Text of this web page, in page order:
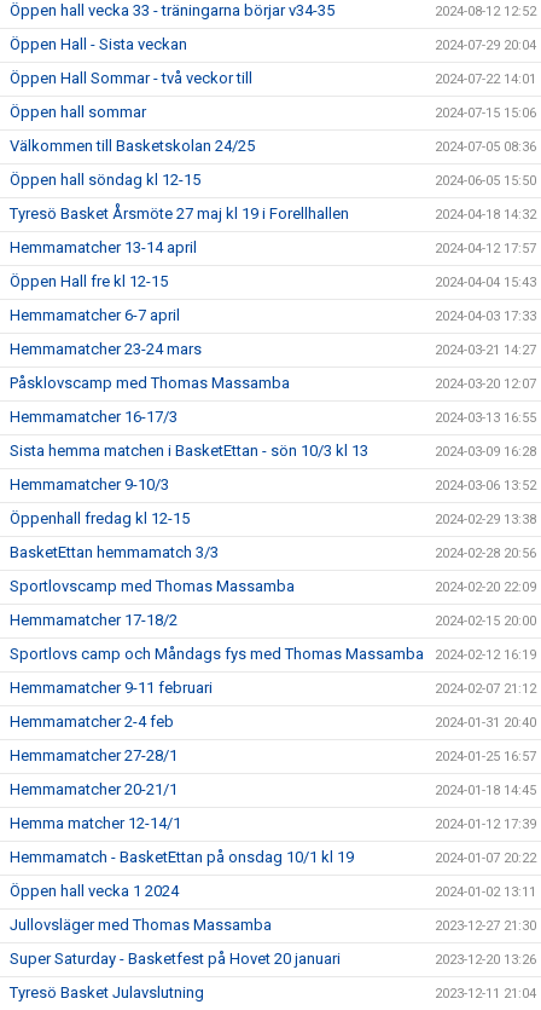
Öppen hall vecka 33 - träningarna börjar v34-35 2024-08-12 12:52
Öppen Hall - Sista veckan 2024-07-29 20:04
Öppen Hall Sommar - två veckor till 2024-07-22 14:01
Öppen hall sommar 2024-07-15 15:06
Välkommen till Basketskolan 24/25 2024-07-05 08:36
Öppen hall söndag kl 12-15 2024-06-05 15:50
Tyresö Basket Årsmöte 27 maj kl 19 i Forellhallen 2024-04-18 14:32
Hemmamatcher 13-14 april 2024-04-12 17:57
Öppen Hall fre kl 12-15 2024-04-04 15:43
Hemmamatcher 6-7 april 2024-04-03 17:33
Hemmamatcher 23-24 mars 2024-03-21 14:27
Påsklovscamp med Thomas Massamba 2024-03-20 12:07
Hemmamatcher 16-17/3 2024-03-13 16:55
Sista hemma matchen i BasketEttan - sön 10/3 kl 13 2024-03-09 16:28
Hemmamatcher 9-10/3 2024-03-06 13:52
Öppenhall fredag kl 12-15 2024-02-29 13:38
BasketEttan hemmamatch 3/3 2024-02-28 20:56
Sportlovscamp med Thomas Massamba 2024-02-20 22:09
Hemmamatcher 17-18/2 2024-02-15 20:00
Sportlovs camp och Måndags fys med Thomas Massamba 2024-02-12 16:19
Hemmamatcher 9-11 februari 2024-02-07 21:12
Hemmamatcher 2-4 feb 2024-01-31 20:40
Hemmamatcher 27-28/1 2024-01-25 16:57
Hemmamatcher 20-21/1 2024-01-18 14:45
Hemma matcher 12-14/1 2024-01-12 17:39
Hemmamatch - BasketEttan på onsdag 10/1 kl 19 2024-01-07 20:22
Öppen hall vecka 1 2024 2024-01-02 13:11
Jullovsläger med Thomas Massamba 2023-12-27 21:30
Super Saturday - Basketfest på Hovet 20 januari 2023-12-20 13:26
Tyresö Basket Julavslutning 2023-12-11 21:04